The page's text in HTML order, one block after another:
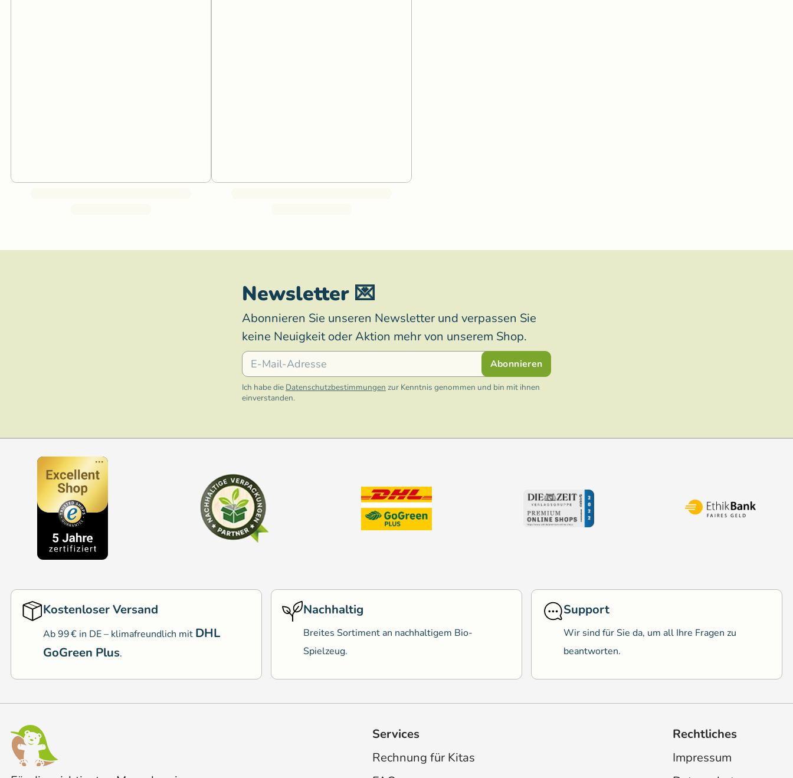
Newsletter 💌
Abonnieren Sie unseren Newsletter und verpassen Sie
keine Neuigkeit oder Aktion mehr von unserem Shop.
E-Mail
Abonnieren
Ich habe die Datenschutzbestimmungen zur Kenntnis genommen und bin mit ihnen
einverstanden.
Kostenloser Versand
Ab 99 € in DE – klimafreundlich mit DHL
GoGreen Plus.
Nachhaltig
Breites Sortiment an nachhaltigem Bio-
Spielzeug.
Support
Wir sind für Sie da, um all Ihre Fragen zu
beantworten.
Services
Rechnung für Kitas
Rechtliches
Impressum